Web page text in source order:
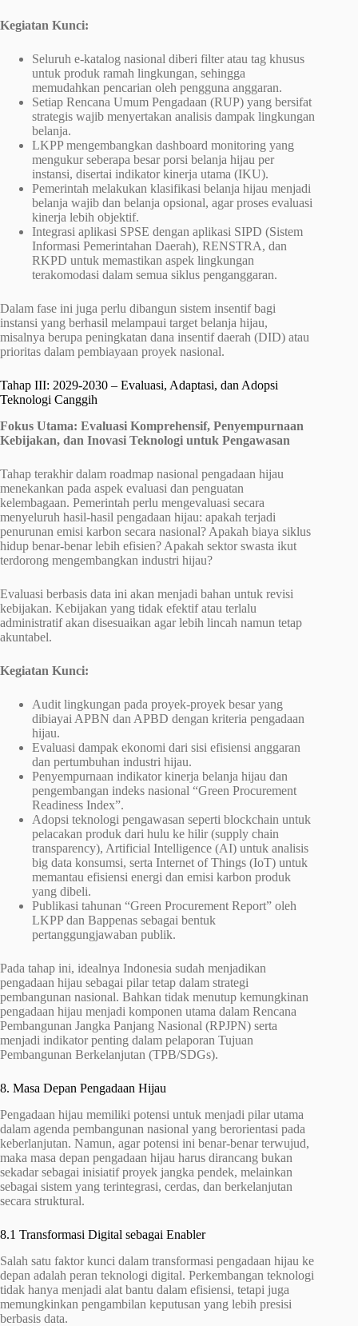
Kegiatan Kunci:
Seluruh e-katalog nasional diberi filter atau tag khusus
untuk produk ramah lingkungan, sehingga
memudahkan pencarian oleh pengguna anggaran.
Setiap Rencana Umum Pengadaan (RUP) yang bersifat
strategis wajib menyertakan analisis dampak lingkungan
belanja.
LKPP mengembangkan dashboard monitoring yang
mengukur seberapa besar porsi belanja hijau per
instansi, disertai indikator kinerja utama (IKU).
Pemerintah melakukan klasifikasi belanja hijau menjadi
belanja wajib dan belanja opsional, agar proses evaluasi
kinerja lebih objektif.
Integrasi aplikasi SPSE dengan aplikasi SIPD (Sistem
Informasi Pemerintahan Daerah), RENSTRA, dan
RKPD untuk memastikan aspek lingkungan
terakomodasi dalam semua siklus penganggaran.
Dalam fase ini juga perlu dibangun sistem insentif bagi
instansi yang berhasil melampaui target belanja hijau,
misalnya berupa peningkatan dana insentif daerah (DID) atau
prioritas dalam pembiayaan proyek nasional.
Tahap III: 2029-2030 – Evaluasi, Adaptasi, dan Adopsi
Teknologi Canggih
Fokus Utama: Evaluasi Komprehensif, Penyempurnaan
Kebijakan, dan Inovasi Teknologi untuk Pengawasan
Tahap terakhir dalam roadmap nasional pengadaan hijau
menekankan pada aspek evaluasi dan penguatan
kelembagaan. Pemerintah perlu mengevaluasi secara
menyeluruh hasil-hasil pengadaan hijau: apakah terjadi
penurunan emisi karbon secara nasional? Apakah biaya siklus
hidup benar-benar lebih efisien? Apakah sektor swasta ikut
terdorong mengembangkan industri hijau?
Evaluasi berbasis data ini akan menjadi bahan untuk revisi
kebijakan. Kebijakan yang tidak efektif atau terlalu
administratif akan disesuaikan agar lebih lincah namun tetap
akuntabel.
Kegiatan Kunci:
Audit lingkungan pada proyek-proyek besar yang
dibiayai APBN dan APBD dengan kriteria pengadaan
hijau.
Evaluasi dampak ekonomi dari sisi efisiensi anggaran
dan pertumbuhan industri hijau.
Penyempurnaan indikator kinerja belanja hijau dan
pengembangan indeks nasional “Green Procurement
Readiness Index”.
Adopsi teknologi pengawasan seperti blockchain untuk
pelacakan produk dari hulu ke hilir (supply chain
transparency), Artificial Intelligence (AI) untuk analisis
big data konsumsi, serta Internet of Things (IoT) untuk
memantau efisiensi energi dan emisi karbon produk
yang dibeli.
Publikasi tahunan “Green Procurement Report” oleh
LKPP dan Bappenas sebagai bentuk
pertanggungjawaban publik.
Pada tahap ini, idealnya Indonesia sudah menjadikan
pengadaan hijau sebagai pilar tetap dalam strategi
pembangunan nasional. Bahkan tidak menutup kemungkinan
pengadaan hijau menjadi komponen utama dalam Rencana
Pembangunan Jangka Panjang Nasional (RPJPN) serta
menjadi indikator penting dalam pelaporan Tujuan
Pembangunan Berkelanjutan (TPB/SDGs).
8. Masa Depan Pengadaan Hijau
Pengadaan hijau memiliki potensi untuk menjadi pilar utama
dalam agenda pembangunan nasional yang berorientasi pada
keberlanjutan. Namun, agar potensi ini benar-benar terwujud,
maka masa depan pengadaan hijau harus dirancang bukan
sekadar sebagai inisiatif proyek jangka pendek, melainkan
sebagai sistem yang terintegrasi, cerdas, dan berkelanjutan
secara struktural.
8.1 Transformasi Digital sebagai Enabler
Salah satu faktor kunci dalam transformasi pengadaan hijau ke
depan adalah peran teknologi digital. Perkembangan teknologi
tidak hanya menjadi alat bantu dalam efisiensi, tetapi juga
memungkinkan pengambilan keputusan yang lebih presisi
berbasis data.